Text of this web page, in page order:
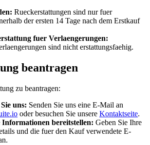
Rueckerstattungen sind nur fuer
der ersten 14 Tage nach dem Erstkauf
fuer Verlaengerungen:
sind nicht erstattungsfaehig.
beantragen
zu beantragen:
uns: Senden Sie uns eine E-Mail an
oder besuchen Sie unsere Kontaktseite.
bereitstellen: Geben Sie Ihre
und die fuer den Kauf verwendete E-